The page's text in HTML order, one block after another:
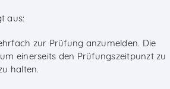
aus:
zur Prüfung anzumelden. Die
einerseits den Prüfungszeitpunzt zu
halten.